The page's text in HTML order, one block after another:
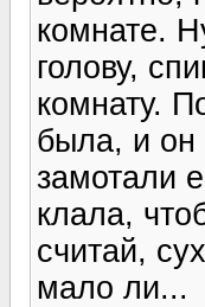
комнате.
голову,
комнату.
была, и он
замотали
клала,
считай,
мало ли...